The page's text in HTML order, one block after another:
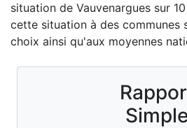
situation de Vauvenargues sur
cette situation à des communes
choix ainsi qu'aux moyennes